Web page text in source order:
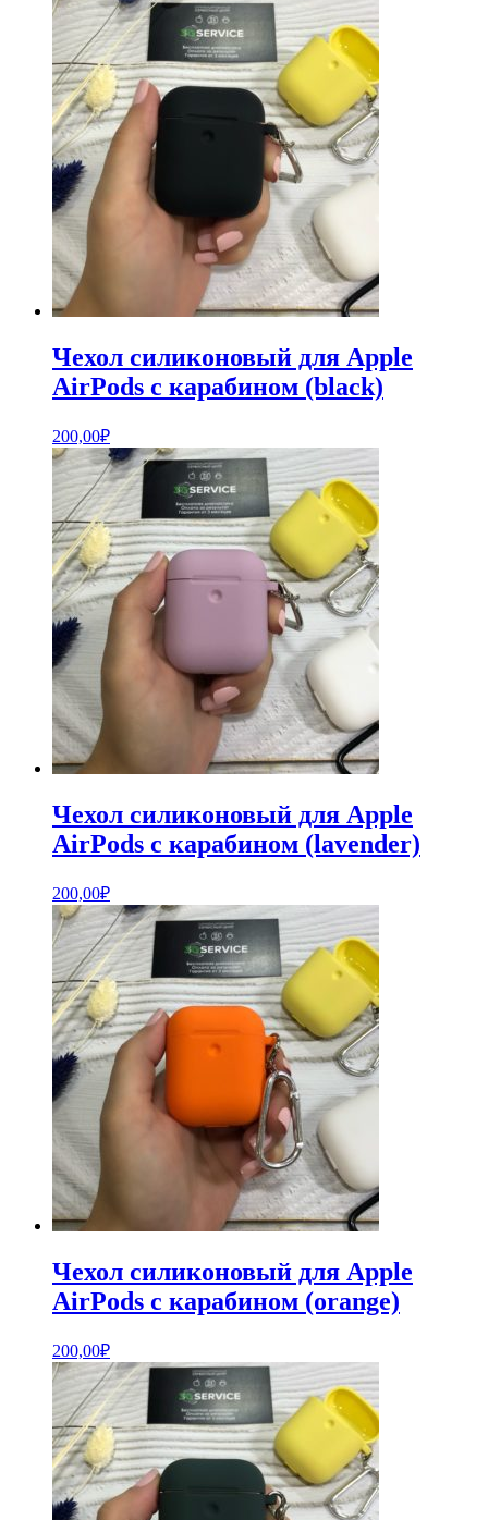
Чехол силиконовый для Apple
AirPods с карабином (black)
200,00₽
Чехол силиконовый для Apple
AirPods с карабином (lavender)
200,00₽
Чехол силиконовый для Apple
AirPods с карабином (orange)
200,00₽